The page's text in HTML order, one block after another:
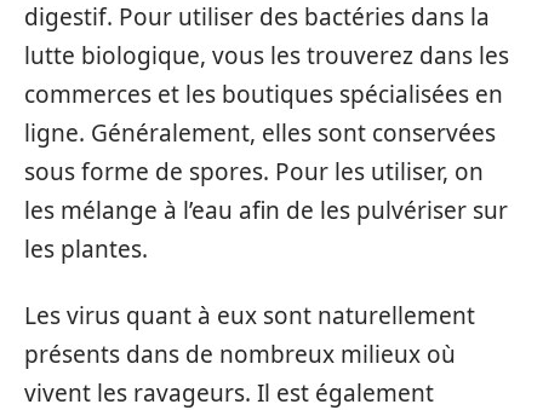
digestif. Pour utiliser des bactéries dans la
lutte biologique, vous les trouverez dans les
commerces et les boutiques spécialisées en
ligne. Généralement, elles sont conservées
sous forme de spores. Pour les utiliser, on
les mélange à l’eau afin de les pulvériser sur
les plantes.
Les virus quant à eux sont naturellement
présents dans de nombreux milieux où
vivent les ravageurs. Il est également